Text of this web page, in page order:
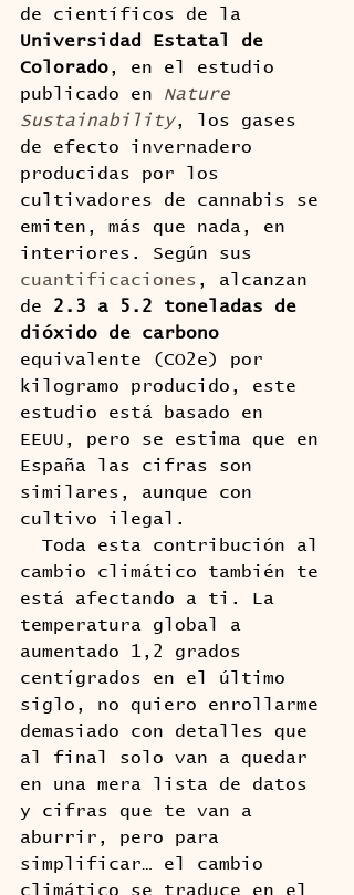
de científicos de la
Universidad Estatal de
Colorado, en el estudio
publicado en Nature
Sustainability, los gases
de efecto invernadero
producidas por los
cultivadores de cannabis se
emiten, más que nada, en
interiores. Según sus
cuantificaciones , alcanzan
de 2.3 a 5.2 toneladas de
dióxido de carbono
equivalente (CO2e) por
kilogramo producido, este
estudio está basado en
EEUU, pero se estima que en
España las cifras son
similares, aunque con
cultivo ilegal.
cambio climático también te
está afectando a ti. La
temperatura global a
aumentado 1,2 grados
centígrados en el último
siglo, no quiero enrollarme
demasiado con detalles que
al final solo van a quedar
en una mera lista de datos
y cifras que te van a
aburrir, pero para
simplificar… el cambio
climático se traduce en el